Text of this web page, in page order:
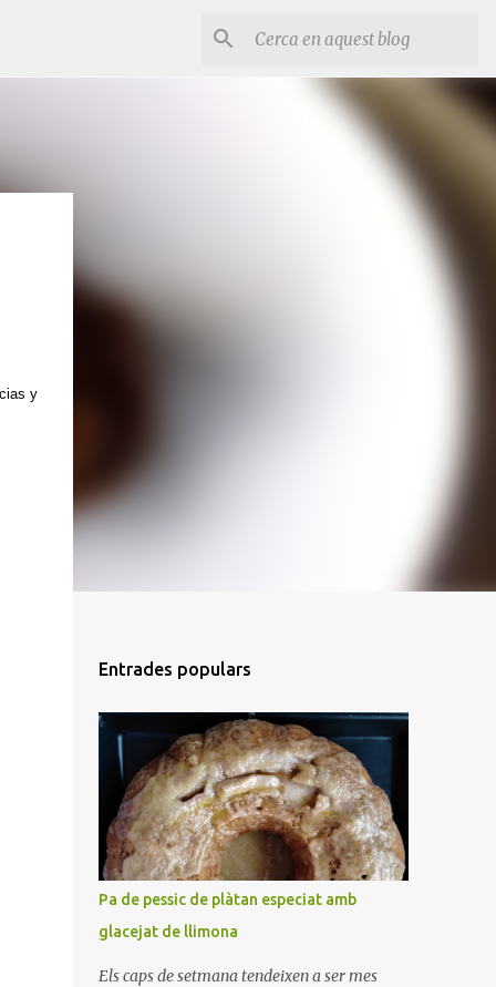
y
Entrades populars
Pa de pessic de plàtan especiat amb
glacejat de llimona
Els caps de setmana tendeixen a ser mes